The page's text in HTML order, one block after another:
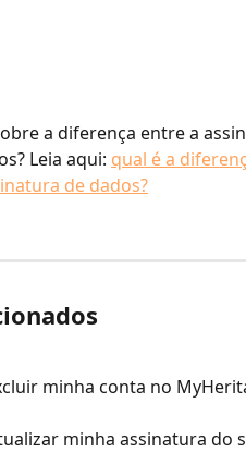
a diferença entre a
Leia aqui: qual é a
de dados?
minha conta no
minha assinatura do